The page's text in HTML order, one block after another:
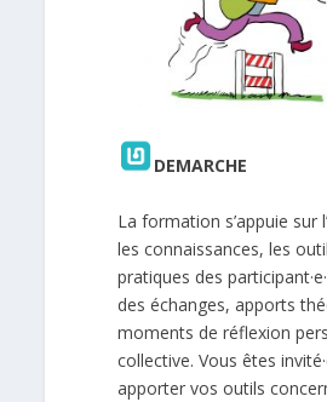
DEMARCHE
La formation s’appuie sur
les connaissances, les
pratiques des
des échanges, apports
moments de réflexion
collective. Vous êtes
apporter vos outils